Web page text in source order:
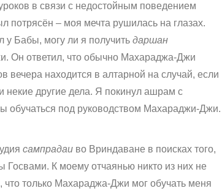
в связи с недостойным поведением
потрясён – моя мечта рушилась на глазах.
у Бабы, могу ли я получить даршан
Он ответил, что обычно Махараджа-Джи
вечера находится в алтарной на случай, если
некие другие дела. Я покинул ашрам с
обучаться под руководством Махараджи-Джи.
сампрадаи во Вриндаване в поисках того,
Госвами. К моему отчаянью никто из них не
что только Махараджа-Джи мог обучать меня